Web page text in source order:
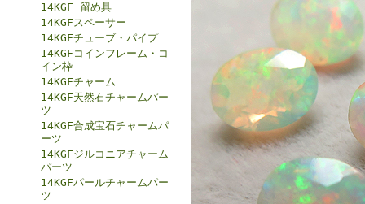
14KGF 留め具
14KGFスペーサー
14KGFチューブ・パイプ
14KGFコインフレーム・コ
イン枠
14KGFチャーム
14KGF天然石チャームパー
ツ
14KGF合成宝石チャームパ
ーツ
14KGFジルコニアチャーム
パーツ
14KGFパールチャームパー
ツ